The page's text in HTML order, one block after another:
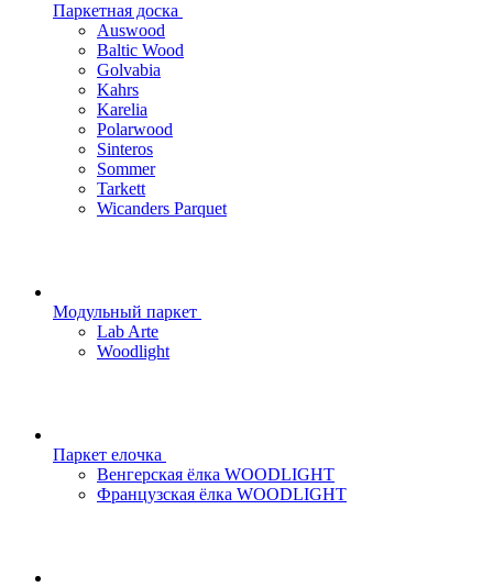
Паркетная доска
Auswood
Baltic Wood
Golvabia
Kahrs
Karelia
Polarwood
Sinteros
Sommer
Tarkett
Wicanders Parquet
Модульный паркет
Lab Arte
Woodlight
Паркет елочка
Венгерская ёлка WOODLIGHT
Французская ёлка WOODLIGHT